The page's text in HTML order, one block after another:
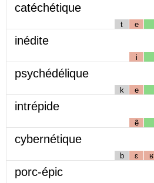
catéchétique
t e
inédite
i
psychédélique
k e
intrépide
ẽ
cybernétique
b ɛ ʁ
porc-épic